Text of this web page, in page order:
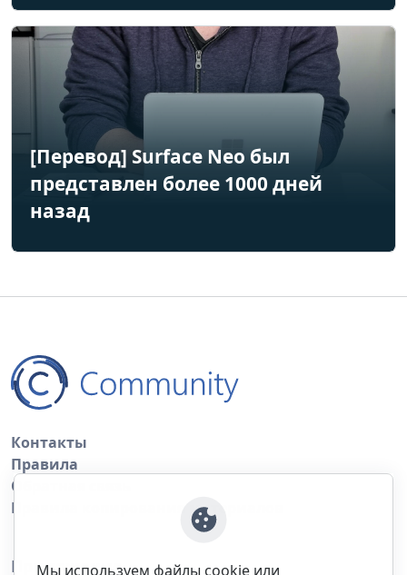
[Перевод] Surface Neo был
представлен более 1000 дней
назад
Контакты
Правила
Обратная связь
Правила копирования материалов
Приложение
Мы используем файлы cookie или